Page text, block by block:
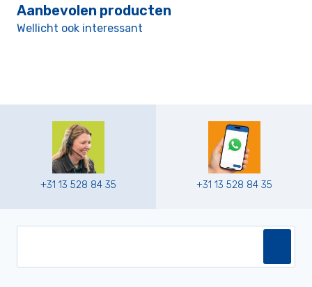
Aanbevolen producten
Wellicht ook interessant
+31 13 528 84 35 +31 13 528 84 35